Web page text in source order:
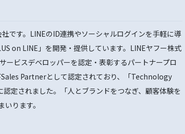
です。LINEのID連携やソーシャルログインを手軽に導
on LINE」を開発・提供しています。LINEヤフー株式
ービスデベロッパーを認定・表彰するパートナープロ
Partnerとして認定されており、「Technology
定されました。「人とブランドをつなぎ、顧客体験を
ります。